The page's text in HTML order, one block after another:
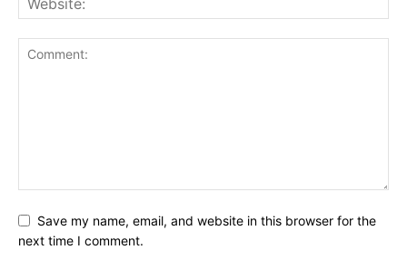
Save my name, email, and website in this browser for the
next time I comment.